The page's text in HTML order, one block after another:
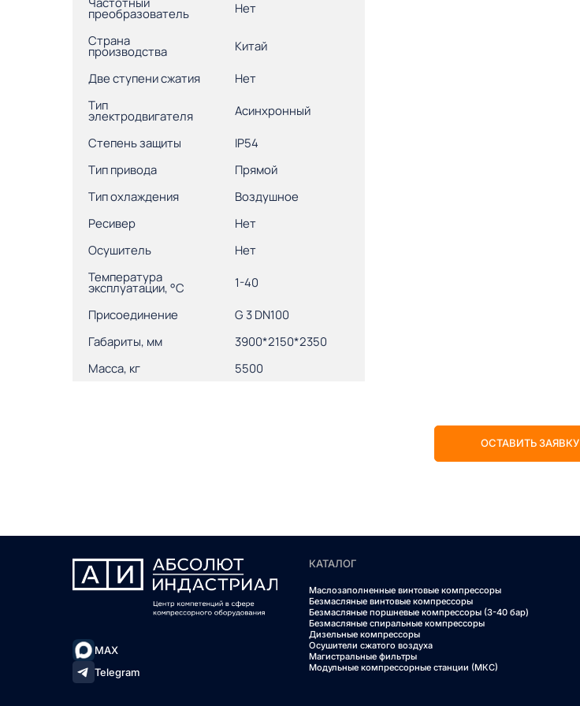
преобразователь Нет
Страна
производства Китай
Две ступени сжатия
Нет
Тип
электродвигателя Асинхронный
Степень защиты
IP54
Тип привода
Прямой
Тип охлаждения
Воздушное
Ресивер
Нет
Осушитель
Нет
Температура
эксплуатации, °С 1-40
Присоединение
G 3 DN100
Габариты, мм
3900*2150*2350
Масса, кг
5500
ОСТАВИТЬ ЗАЯВКУ
MAX
Telegram
КАТАЛОГ
Маслозаполненные винтовые компрессоры
Безмасляные винтовые компрессоры
Безмасляные поршневые компрессоры (3-40 бар)
Безмасляные спиральные компрессоры
Дизельные компрессоры
Осушители сжатого воздуха
Магистральные фильтры
Модульные компрессорные станции (МКС)